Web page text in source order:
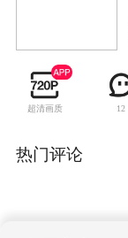
超清画质 12
热门评论